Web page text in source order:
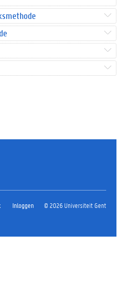
Inloggen © 2026 Universiteit Gent